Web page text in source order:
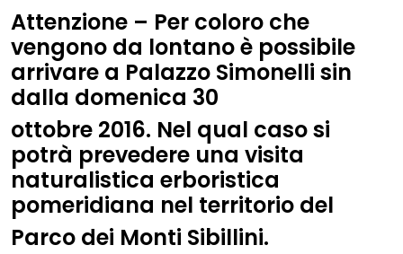
Attenzione – Per coloro che
vengono da lontano è possibile
arrivare a Palazzo Simonelli sin
dalla domenica 30
ottobre 2016. Nel qual caso si
potrà prevedere una visita
naturalistica erboristica
pomeridiana nel territorio del
Parco dei Monti Sibillini.